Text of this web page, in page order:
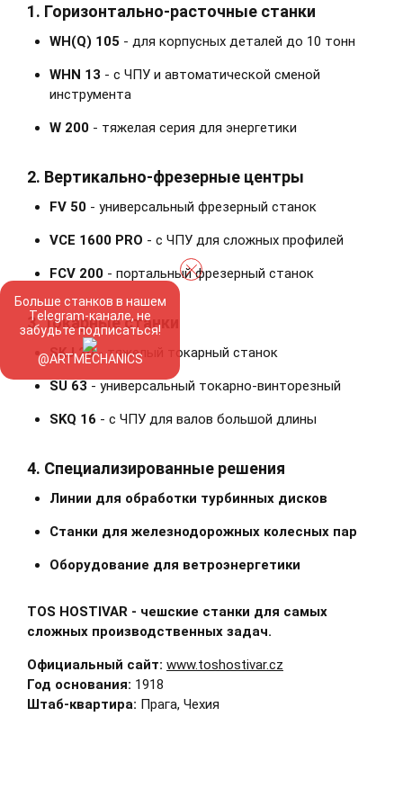
1. Горизонтально-расточные станки
WH(Q) 105 - для корпусных деталей до 10 тонн
WHN 13 - с ЧПУ и автоматической сменой
инструмента
W 200 - тяжелая серия для энергетики
2. Вертикально-фрезерные центры
FV 50 - универсальный фрезерный станок
VCE 1600 PRO - с ЧПУ для сложных профилей
FCV 200 - портальный фрезерный станок
3. Токарные станки
SKJ 20- тяжелый токарный станок
SU 63 - универсальный токарно-винторезный
SKQ 16 - с ЧПУ для валов большой длины
4. Специализированные решения
Линии для обработки турбинных дисков
Станки для железнодорожных колесных пар
Оборудование для ветроэнергетики
TOS HOSTIVAR - чешские станки для самых
сложных производственных задач.
Официальный сайт: www.toshostivar.cz
Год основания: 1918
Штаб-квартира: Прага, Чехия
Больше станков в нашем
Telegram-канале, не
забудьте подписаться!
@ARTMECHANICS